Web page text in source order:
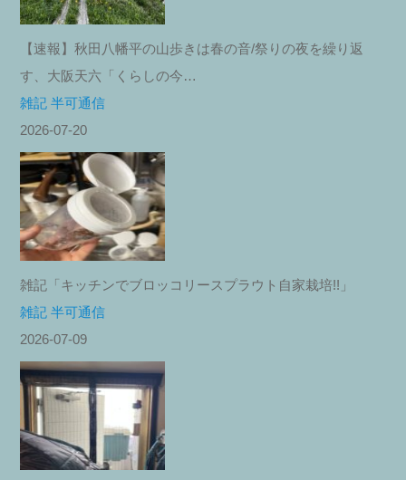
【速報】秋田八幡平の山歩きは春の音/祭りの夜を繰り返
す、大阪天六「くらしの今…
雑記 半可通信
2026-07-20
雑記「キッチンでブロッコリースプラウト自家栽培!!」
雑記 半可通信
2026-07-09